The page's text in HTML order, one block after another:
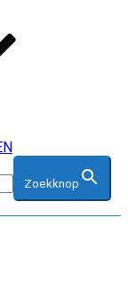
Zoekknop